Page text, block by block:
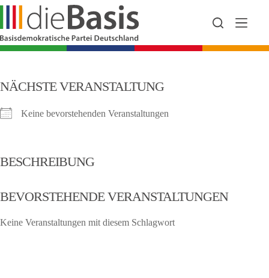
Zum
springen
NÄCHSTE VERANSTALTUNG
Keine bevorstehenden Veranstaltungen
BESCHREIBUNG
BEVORSTEHENDE VERANSTALTUNGEN
Keine Veranstaltungen mit diesem Schlagwort